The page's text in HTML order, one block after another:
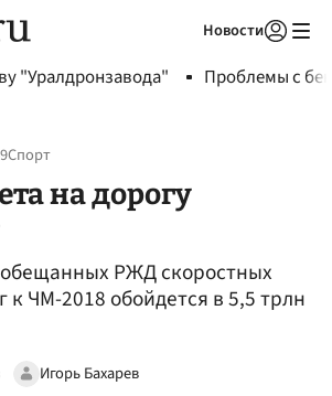
Новости
"Уралдронзавода" Проблемы с
Спорт
на дорогу
обещанных РЖД скоростных
к ЧМ-2018 обойдется в 5,5 трлн
Игорь Бахарев